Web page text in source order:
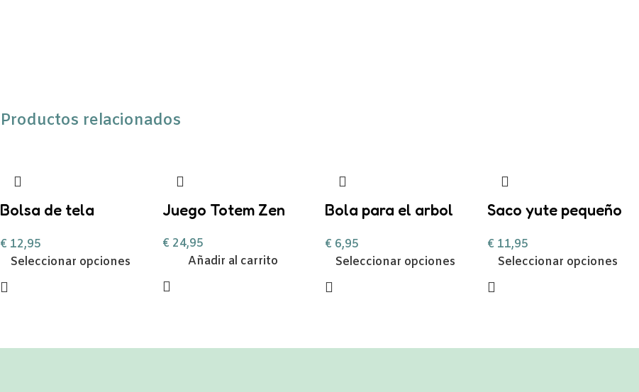
Productos relacionados
Bolsa de tela
€ 12,95
Seleccionar opciones
Juego Totem Zen
€ 24,95
Añadir al carrito
Bola para el arbol
chuches
€ 6,95
Seleccionar opciones
Saco yute pequeño
Navidad
€ 11,95
Seleccionar opciones